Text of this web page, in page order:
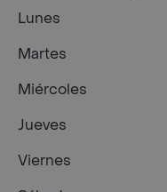
Lunes
Martes
Miércoles
Jueves
Viernes